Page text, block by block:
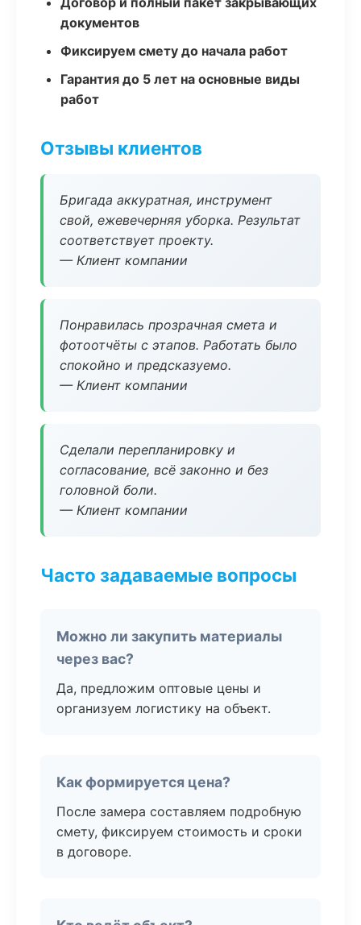
документов
Фиксируем смету до начала работ
Гарантия до 5 лет на основные виды
работ
Отзывы клиентов
Бригада аккуратная, инструмент
свой, ежевечерняя уборка. Результат
соответствует проекту.
— Клиент компании
Понравилась прозрачная смета и
фотоотчёты с этапов. Работать было
спокойно и предсказуемо.
— Клиент компании
Сделали перепланировку и
согласование, всё законно и без
головной боли.
— Клиент компании
Часто задаваемые вопросы
Можно ли закупить материалы
через вас?
Да, предложим оптовые цены и
организуем логистику на объект.
Как формируется цена?
После замера составляем подробную
смету, фиксируем стоимость и сроки
в договоре.